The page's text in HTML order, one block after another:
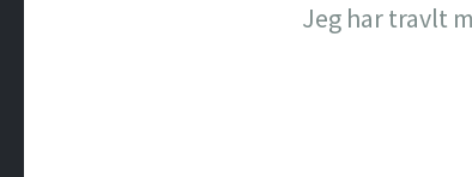
Jeg har travlt